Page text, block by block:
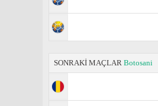
SONRAKİ MAÇLAR Botosani